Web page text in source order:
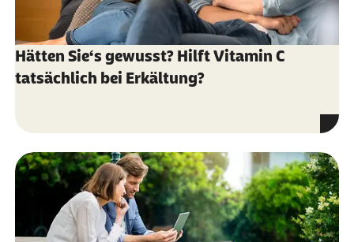
Hätten Sie‘s gewusst? Hilft Vitamin C
tatsächlich bei Erkältung?